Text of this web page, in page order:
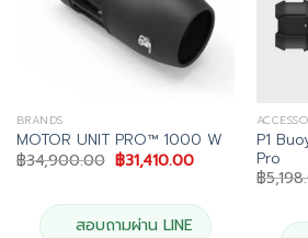
BRANDS
MOTOR UNIT PRO™ 1000 W
฿34,900.00 Original
price
฿34,900.00.
฿31,410.00Current
฿31,410.00.
สอบถามผ่าน LINE
P1
Pro
฿